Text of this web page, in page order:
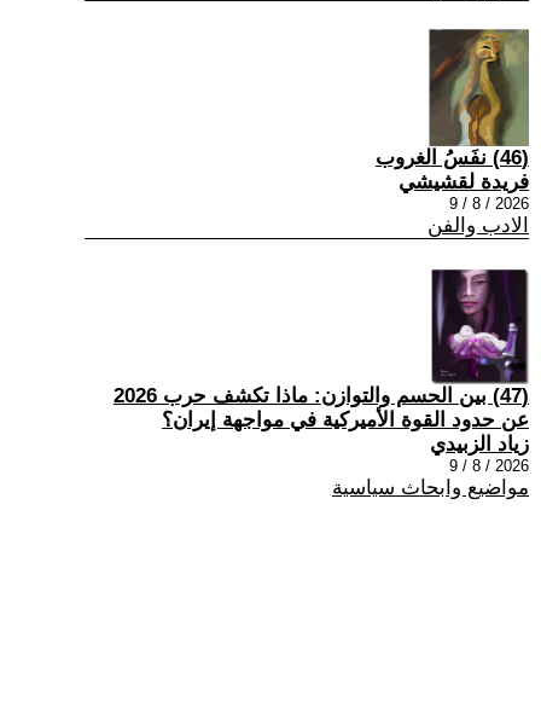
(46) نفَسُ الغروب
فريدة لقشيشي
2026 / 8 / 9
الادب والفن
(47) بين الحسم والتوازن: ماذا تكشف حرب 2026
عن حدود القوة الأميركية في مواجهة إيران؟
زياد الزبيدي
2026 / 8 / 9
مواضيع وابحاث سياسية